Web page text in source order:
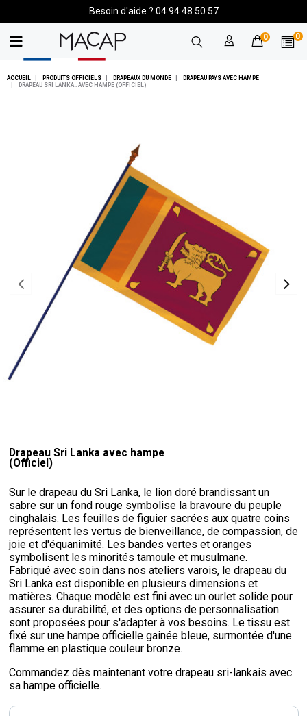
Besoin d'aide ? 04 94 48 50 57
0 0
ACCUEIL PRODUITS OFFICIELS DRAPEAUX DU MONDE
DRAPEAU PAYS AVEC HAMPE
DRAPEAU SRI LANKA : AVEC HAMPE (OFFICIEL)
Drapeau Sri Lanka avec hampe
(Officiel)
Sur le drapeau du Sri Lanka, le lion doré brandissant un
sabre sur un fond rouge symbolise la bravoure du peuple
cinghalais. Les feuilles de figuier sacrées aux quatre coins
représentent les vertus de bienveillance, de compassion, de
joie et d'équanimité. Les bandes vertes et oranges
symbolisent les minorités tamoule et musulmane.
Fabriqué avec soin dans nos ateliers varois, le drapeau du
Sri Lanka est disponible en plusieurs dimensions et
matières. Chaque modèle est fini avec un ourlet solide pour
assurer sa durabilité, et des options de personnalisation
sont proposées pour s'adapter à vos besoins. Le tissu est
fixé sur une hampe officielle gainée bleue, surmontée d'une
flamme en plastique couleur bronze.
Commandez dès maintenant votre drapeau sri-lankais avec
sa hampe officielle.